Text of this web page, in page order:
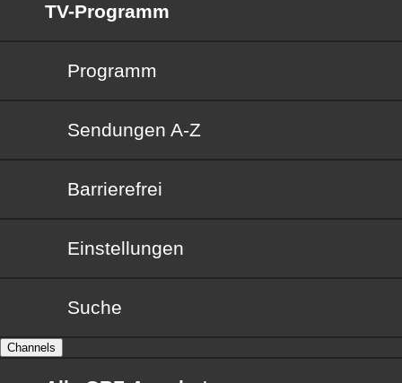
TV-Programm
Programm
Sendungen von A bis Z
Sendungen A-Z
Barrierefrei
Barrierefrei
Einstellungen
Suche
Channels